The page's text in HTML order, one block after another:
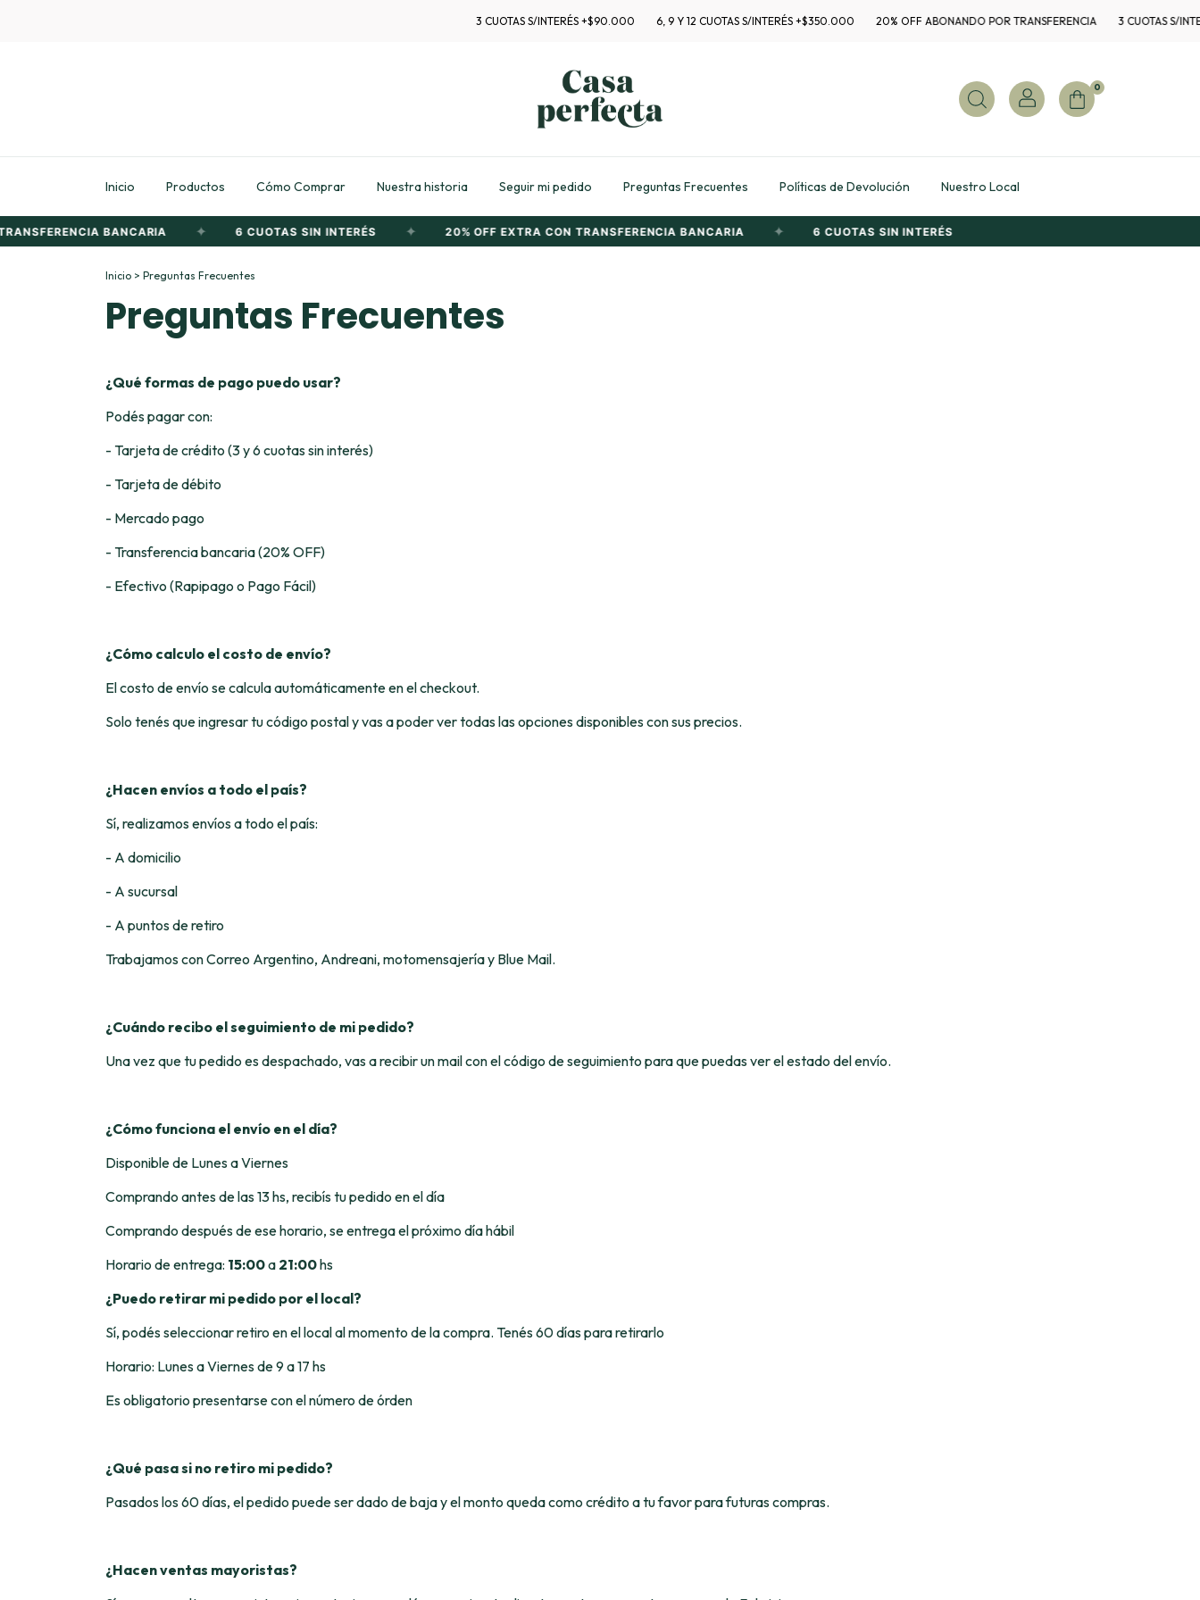
3 CUOTAS S/INTERÉS +$90.000 6, 9 Y 12 CUOTAS S/INTERÉS +$350.000 20% OFF ABONANDO POR TRANSFERENCIA 3 CUOTAS S/
0
Inicio Productos Cómo Comprar Nuestra historia Seguir mi pedido Preguntas Frecuentes Políticas de Devolución Nuestro Local
BANCARIA 6 CUOTAS SIN INTERÉS 20% OFF EXTRA CON TRANSFERENCIA BANCARIA 6 CUOTAS SIN INTERÉS
Inicio > Preguntas Frecuentes
Preguntas Frecuentes
¿Qué formas de pago puedo usar?
Podés pagar con:
- Tarjeta de crédito (3 y 6 cuotas sin interés)
- Tarjeta de débito
- Mercado pago
- Transferencia bancaria (20% OFF)
- Efectivo (Rapipago o Pago Fácil)
¿Cómo calculo el costo de envío?
El costo de envío se calcula automáticamente en el checkout.
Solo tenés que ingresar tu código postal y vas a poder ver todas las opciones disponibles con sus precios.
¿Hacen envíos a todo el país?
Sí, realizamos envíos a todo el país:
- A domicilio
- A sucursal
- A puntos de retiro
Trabajamos con Correo Argentino, Andreani, motomensajería y Blue Mail.
¿Cuándo recibo el seguimiento de mi pedido?
Una vez que tu pedido es despachado, vas a recibir un mail con el código de seguimiento para que puedas ver el estado del envío.
¿Cómo funciona el envío en el día?
Disponible de Lunes a Viernes
Comprando antes de las 13 hs, recibís tu pedido en el día
Comprando después de ese horario, se entrega el próximo día hábil
Horario de entrega: 15:00a 21:00hs
¿Puedo retirar mi pedido por el local?
Sí, podés seleccionar retiro en el local al momento de la compra. Tenés 60 días para retirarlo
Horario: Lunes a Viernes de 9 a 17 hs
Es obligatorio presentarse con el número de órden
¿Qué pasa si no retiro mi pedido?
Pasados los 60 días, el pedido puede ser dado de baja y el monto queda como crédito a tu favor para futuras compras.
¿Hacen ventas mayoristas?